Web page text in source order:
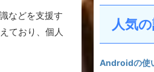
などを支援す
ており、個人
人気
Androidの使